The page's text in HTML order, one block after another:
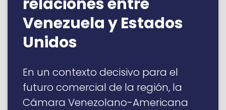
Venezuela y Estados
Unidos
En un contexto decisivo para el
futuro comercial de la región, la
Cámara Venezolano-Americana